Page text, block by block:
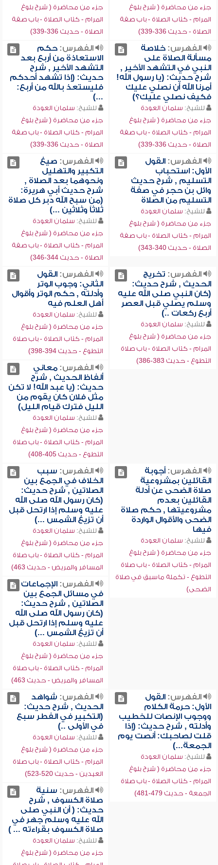
جزء من محاضرة ( شرح بلوغ
المرام - كتاب الصلاة - باب صفة
الصلاة - حديث 336-339)
جزء من محاضرة ( شرح بلوغ
المرام - كتاب الصلاة - باب صفة
الصلاة - حديث 336-339)
الفهرس:خلاصة
مسألة الصلاة على
النبي في التشهد الأخير ,
شرح حديث: (يا رسول الله!
أمرنا الله أن نصلي عليك
فكيف نصلي عليك؟)
للشيخ: سلمان العودة
جزء من محاضرة ( شرح بلوغ
المرام - كتاب الصلاة - باب صفة
الصلاة - حديث 336-339)
الفهرس:حكم
الاستعاذة من أربع بعد
التشهد الأخير , شرح
حديث: (إذا تشهد أحدكم
فليستعذ بالله من أربع:
...)
للشيخ: سلمان العودة
جزء من محاضرة ( شرح بلوغ
المرام - كتاب الصلاة - باب صفة
الصلاة - حديث 336-339)
الفهرس:القول
الأول: استحباب
التسليم , شرح حديث
وائل بن حجر في صفة
التسليم من الصلاة
للشيخ: سلمان العودة
جزء من محاضرة ( شرح بلوغ
المرام - كتاب الصلاة - باب صفة
الصلاة - حديث 340-343)
الفهرس: صيغ
التكبير والتهليل
ونحوهما بعد الصلاة ,
شرح حديث أبي هريرة:
(من سبح الله دبر كل صلاة
ثلاثاً وثلاثين ...)
للشيخ: سلمان العودة
جزء من محاضرة ( شرح بلوغ
المرام - كتاب الصلاة - باب صفة
الصلاة - حديث 344-346)
الفهرس: تخريج
الحديث , شرح حديث:
(كان النبي صلى الله عليه
وسلم يصلي قبل العصر
أربع ركعات ..)
للشيخ: سلمان العودة
جزء من محاضرة ( شرح بلوغ
المرام - كتاب الصلاة - باب صلاة
التطوع - حديث 383-386)
الفهرس:القول
الثاني: وجوب الوتر
وأدلته , حكم الوتر وأقوال
أهل العلم فيه
للشيخ: سلمان العودة
جزء من محاضرة ( شرح بلوغ
المرام - كتاب الصلاة - باب صلاة
التطوع - حديث 394-398)
الفهرس:معاني
ألفاظ الحديث , شرح
حديث: (يا عبد الله! لا تكن
مثل فلان كان يقوم من
الليل فترك قيام الليل)
للشيخ: سلمان العودة
جزء من محاضرة ( شرح بلوغ
المرام - كتاب الصلاة - باب صلاة
التطوع - حديث 405-408)
الفهرس:أجوبة
القائلين بمشروعية
صلاة الضحى عن أدلة
القائلين بعدم
مشروعيتها , حكم صلاة
الضحى والأقوال الواردة
فيها
للشيخ: سلمان العودة
جزء من محاضرة ( شرح بلوغ
المرام - كتاب الصلاة - باب صلاة
التطوع - تكملة ماسبق في صلاة
الضحى)
الفهرس: سبب
الخلاف في الجمع بين
الصلاتين , شرح حديث:
(كان رسول الله صلى الله
عليه وسلم إذا ارتحل قبل
أن تزيغ الشمس ...)
للشيخ: سلمان العودة
جزء من محاضرة ( شرح بلوغ
المرام - كتاب الصلاة - باب صلاة
المسافر والمريض - حديث 463)
الفهرس:الإجماعات
في مسائل الجمع بين
الصلاتين , شرح حديث:
(كان رسول الله صلى الله
عليه وسلم إذا ارتحل قبل
أن تزيغ الشمس ...)
للشيخ: سلمان العودة
جزء من محاضرة ( شرح بلوغ
المرام - كتاب الصلاة - باب صلاة
المسافر والمريض - حديث 463)
الفهرس:القول
الأول: حرمة الكلام
ووجوب الإنصات للخطيب
وأدلته , شرح حديث: (إذا
قلت لصاحبك: أنصت يوم
الجمعة...)
للشيخ: سلمان العودة
جزء من محاضرة ( شرح بلوغ
المرام - كتاب الصلاة - باب صلاة
الجمعة - حديث 479-481)
الفهرس: شواهد
الحديث , شرح حديث:
(التكبير في الفطر سبع
في الأولى ..)
للشيخ: سلمان العودة
جزء من محاضرة ( شرح بلوغ
المرام - كتاب الصلاة - باب صلاة
العيدين - حديث 520-523)
الفهرس: سنية
صلاة الكسوف , شرح
حديث: ( أن النبي صلى
الله عليه وسلم جهر في
صلاة الكسوف بقراءته ... )
للشيخ: سلمان العودة
جزء من محاضرة ( شرح بلوغ